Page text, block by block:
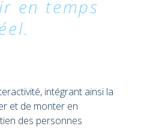
en temps
intégrant ainsi la
et de monter en
des personnes